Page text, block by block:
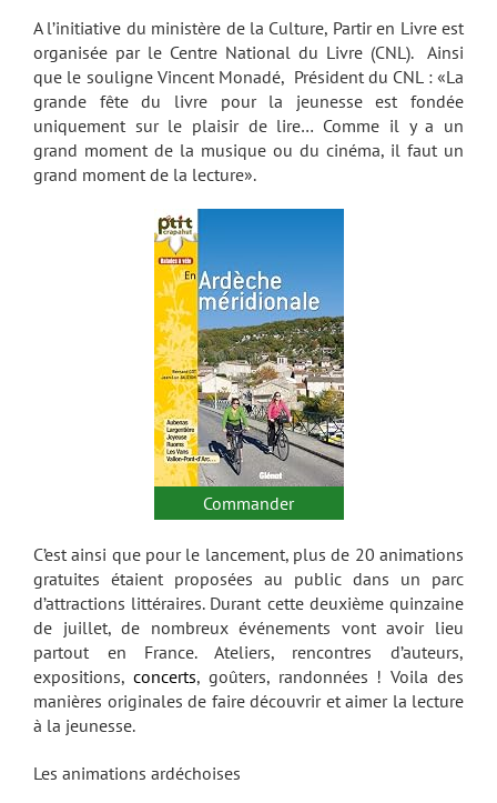
A l’initiative du ministère de la Culture, Partir en Livre est
organisée par le Centre National du Livre (CNL). Ainsi
que le souligne Vincent Monadé, Président du CNL : «La
grande fête du livre pour la jeunesse est fondée
uniquement sur le plaisir de lire… Comme il y a un
grand moment de la musique ou du cinéma, il faut un
grand moment de la lecture».
Commander
C’est ainsi que pour le lancement, plus de 20 animations
gratuites étaient proposées au public dans un parc
d’attractions littéraires. Durant cette deuxième quinzaine
de juillet, de nombreux événements vont avoir lieu
partout en France. Ateliers, rencontres d’auteurs,
expositions, concerts, goûters, randonnées ! Voila des
manières originales de faire découvrir et aimer la lecture
à la jeunesse.
Les animations ardéchoises